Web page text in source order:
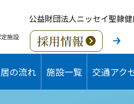
公益財団法人ニッセイ聖隷
施設
の流れ 施設一覧 交通アク